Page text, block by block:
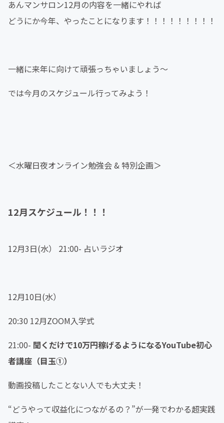
あんマンサロン12月の内容を一緒にやれば
どうにか今年、やったことになります！！！！！！！！！
一緒に来年に向けて頑張っちゃいましょう〜
では今月のスケジュール行ってみよう！
＜水曜日夜オンライン勉強会 & 特別企画＞
12月スケジュール！！！
12月3日(水） 21:00- 占いラジオ
12月10日(水）
20:30 12月ZOOM入学式
21:00- 聞くだけで10万円稼げるようになるYouTube初心
者講座（目玉①）
動画投稿したことない人でも大丈夫！
“どうやって収益化につながるの？”が一発でわかる超実践